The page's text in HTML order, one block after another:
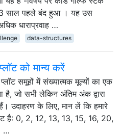
साल पहले बंद हुआ । यह उस
धाराप्रवाह …
data-structures
को मान्य करें
समूहों में संख्यात्मक मूल्यों का एक
है, जो सभी लेकिन अंतिम अंक द्वारा
हैं। उदाहरण के लिए, मान लें कि हमारे
है: 0, 2, 12, 13, 13, 15, 16, 20,
…